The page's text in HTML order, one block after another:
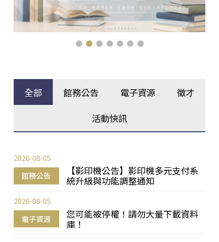
全部 館務公告 電子資源 徵才
活動快訊
館務公告
【影印機公告】影印機多元支付系
統升級與功能調整通知
2026-08-05
電子資源
您可能被停權！請勿大量下載資料
庫！
2026-08-05